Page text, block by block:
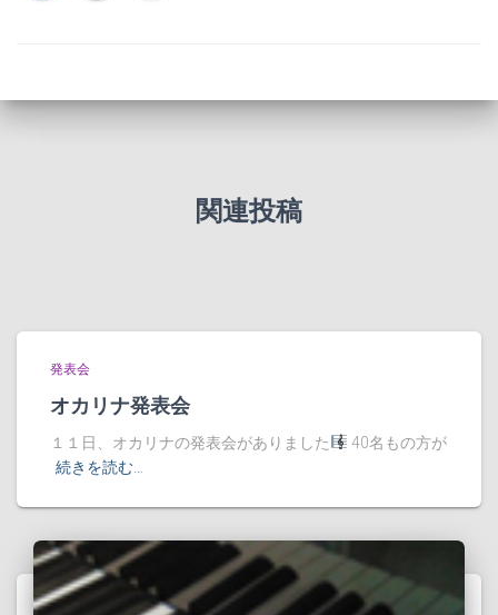
関連投稿
発表会
オカリナ発表会
１１日、オカリナの発表会がありました
40名もの方が
続きを読む…